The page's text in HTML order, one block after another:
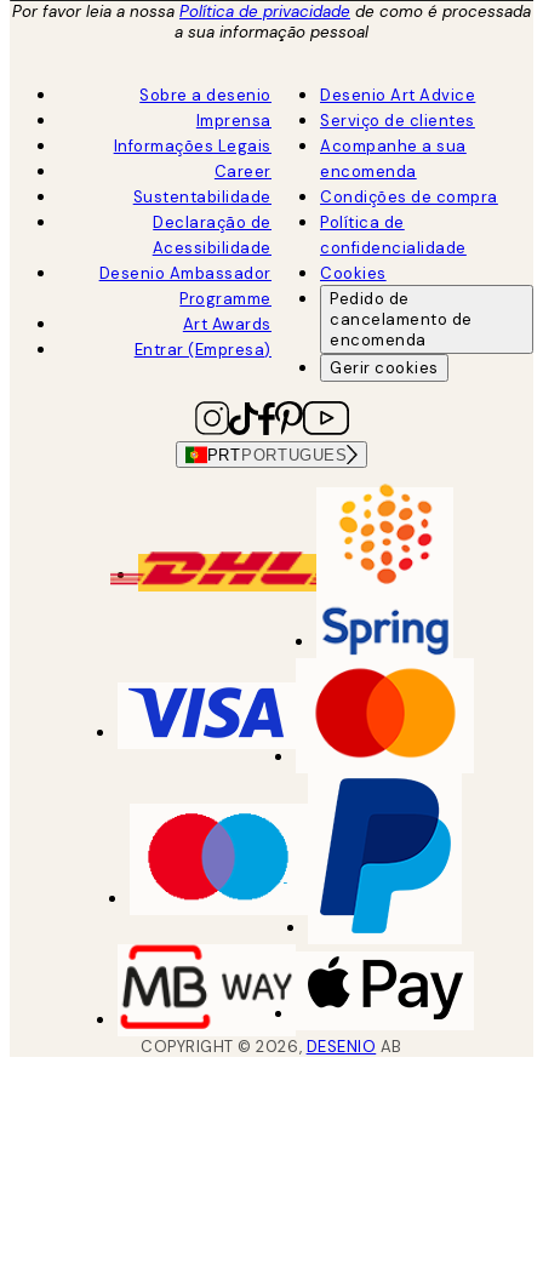
Por favor leia a nossa Política de privacidade de como é processada
a sua informação pessoal
Sobre a desenio
Imprensa
Informações Legais
Career
Sustentabilidade
Declaração de
Acessibilidade
Desenio Ambassador
Programme
Art Awards
Entrar (Empresa)
Desenio Art Advice
Serviço de clientes
Acompanhe a sua
encomenda
Condições de compra
Política de
confidencialidade
Cookies
Pedido de
cancelamento de
encomenda
Gerir cookies
PRT PORTUGUES
COPYRIGHT ©2026, DESENIO AB